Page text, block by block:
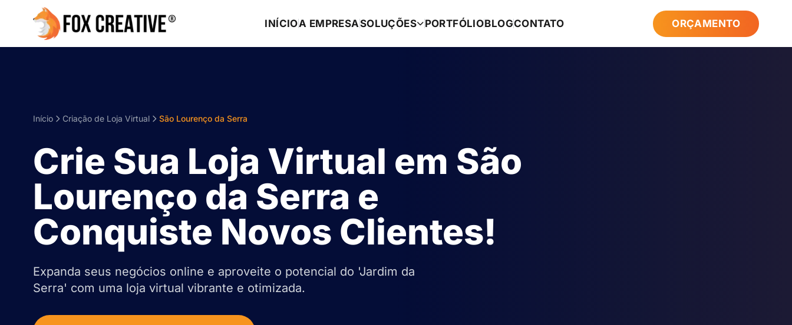
INÍCIOA EMPRESASOLUÇÕES PORTFÓLIOBLOGCONTATO ORÇAMENTO
Início Criação de Loja Virtual São Lourenço da Serra
Crie Sua Loja Virtual em São
Lourenço da Serra e
Conquiste Novos Clientes!
Expanda seus negócios online e aproveite o potencial do 'Jardim da
Serra' com uma loja virtual vibrante e otimizada.